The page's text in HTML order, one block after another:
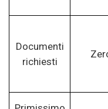
Documenti
richiesti